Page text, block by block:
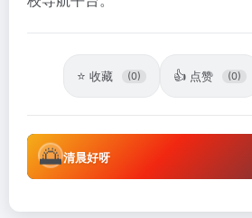
⭐ 收藏 (0) 👍 点赞 (0)
🌅清晨好呀